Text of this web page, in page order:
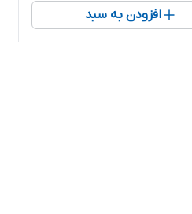
افزودن به سبد